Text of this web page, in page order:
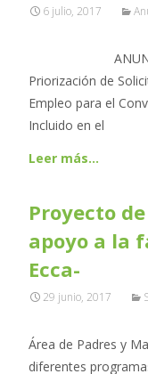
6 julio, 2017
ANUNCIO
Priorización de
Empleo para el
Incluido en el
Leer más…
Proyecto
apoyo a la
Ecca-
29 junio, 2017
Área de Padres y
diferentes